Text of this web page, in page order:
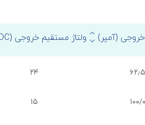
(آمپر) ولتاژ مستقیم خروجی (VDC)
۶۲٫۵ ۲۴
۱۰۰/۰ ۱۵